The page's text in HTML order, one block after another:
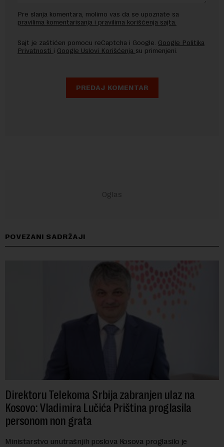
Pre slanja komentara, molimo vas da se upoznate sa
pravilima komentarisanja i pravilima korišćenja sajta.
Sajt je zaštićen pomocu reCaptcha i Google. Google Politika
Privatnosti i Google Uslovi Korišćenja su primenjeni.
POVEZANI SADRŽAJI
Direktoru Telekoma Srbija zabranjen ulaz na
Kosovo: Vladimira Lučića Priština proglasila
personom non grata
Ministarstvo unutrašnjih poslova Kosova proglasilo je